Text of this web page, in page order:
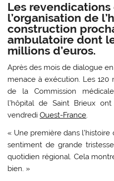
Les
l’organisation de
construction
ambulatoire dont
millions d’euros.
Après des mois de dialogue
menace à exécution. Les
de la Commission
l’hôpital de Saint Brieux
vendrediOuest-France.
« Une première dans l’histoire
sentiment de grande
quotidien régional. Cela
bien. »